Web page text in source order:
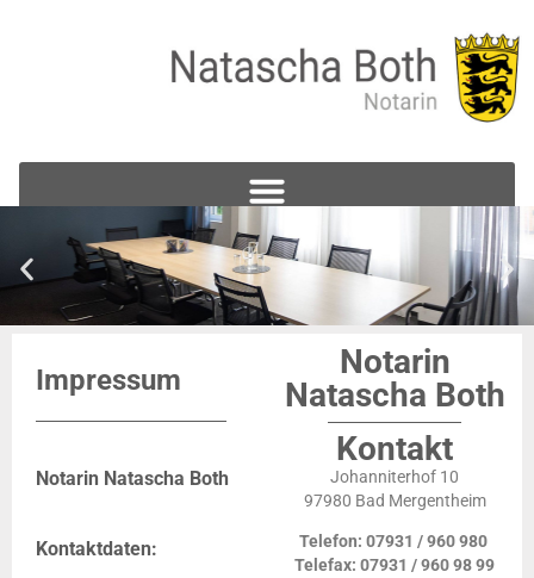
Impressum
Notarin Natascha Both
Kontaktdaten:
Notarin
Natascha Both
Kontakt
Johanniterhof 10
97980 Bad Mergentheim
Telefon: 07931 / 960 980
Telefax: 07931 / 960 98 99